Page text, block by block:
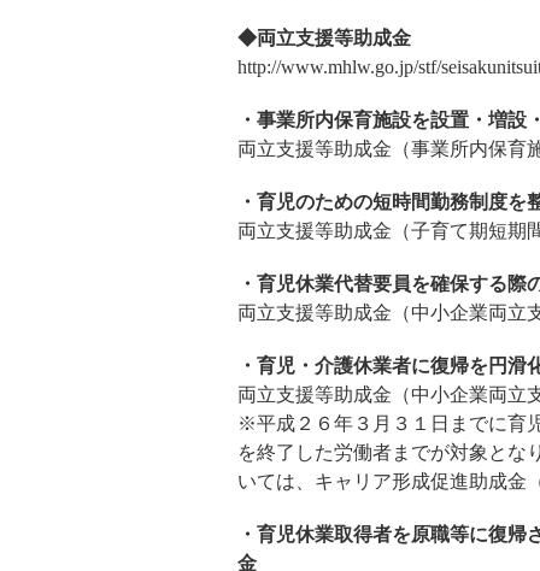
◆両立支援等助成金
http://www.mhlw.go.jp/stf/
・事業所内保育施設を設置・増設
両立支援等助成金（事業所内保育
・育児のための短時間勤務制度
両立支援等助成金（子育て期短期
・育児休業代替要員を確保する際
両立支援等助成金（中小企業両立
・育児・介護休業者に復帰を円
両立支援等助成金（中小企業両立
※平成２６年３月３１日までに育
を終了した労働者までが対象とな
いては、キャリア形成促進助成金
・育児休業取得者を原職等に復
金